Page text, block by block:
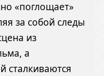
«поглощает»
за собой следы
из
а
сталкиваются